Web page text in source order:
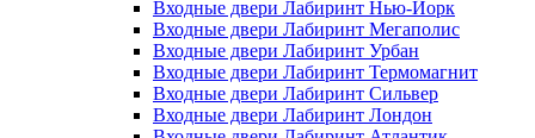
Входные двери Лабиринт Нью-Йорк
Входные двери Лабиринт Мегаполис
Входные двери Лабиринт Урбан
Входные двери Лабиринт Термомагнит
Входные двери Лабиринт Сильвер
Входные двери Лабиринт Лондон